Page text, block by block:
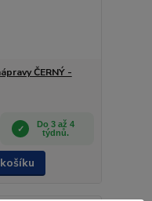
ČERNÝ -
Do 3 až 4
týdnů.